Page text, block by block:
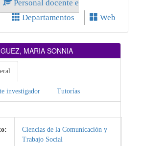
Personal docente e
Departamentos Web
MARIA SONNIA
investigador Tutorías
Ciencias de la Comunicación y
Trabajo Social